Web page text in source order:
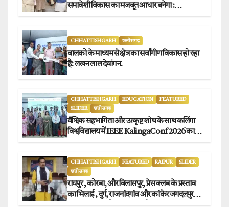
समावेशी विकास का मजबूत आधार बनेगा :
CHHATTISHGARH छत्तीसगढ़
बालको के माध्यम से क्षेत्र का सर्वांगीण विकास हो रहा
है: लखन लाल देवांगन.
CHHATTISHGARH EDUCATION
FEATURED
SLIDER
छत्तीसगढ़
वैश्विक सहभागिता और उत्कृष्ट शोध के साथ कलिंगा
विश्वविद्यालय में IEEE KalingaConf 2026 का
CHHATTISHGARH FEATURED RAIPUR
SLIDER
छत्तीसगढ़
रायपुर , कोरबा, और बिलासपुर, प्रेस क्लब के प्रस्ताव
का भिलाई , दुर्ग, राजनांदगांव और कांकेर जगदलपुर